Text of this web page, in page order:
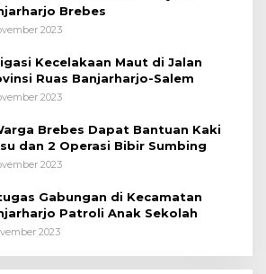
Brebes
2023
Kecelakaan Maut di Jalan
Ruas Banjarharjo-Salem
2023
Brebes Dapat Bantuan Kaki
dan 2 Operasi Bibir Sumbing
2023
Gabungan di Kecamatan
Patroli Anak Sekolah
2023